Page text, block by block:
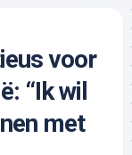
voor
“Ik wil
met